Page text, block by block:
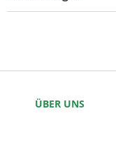
ÜBER UNS